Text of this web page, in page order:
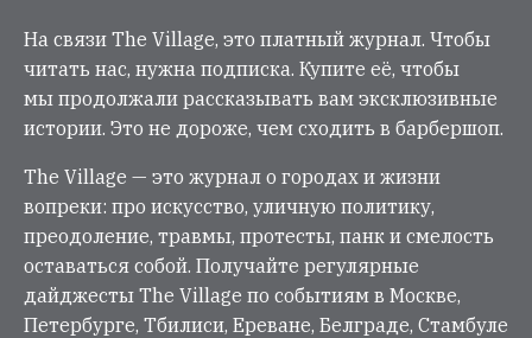
На связи The Village, это платный журнал. Чтобы
читать нас, нужна подписка. Купите её, чтобы
мы продолжали рассказывать вам эксклюзивные
истории. Это не дороже, чем сходить в барбершоп.
The Village — это журнал о городах и жизни
вопреки: про искусство, уличную политику,
преодоление, травмы, протесты, панк и смелость
оставаться собой. Получайте регулярные
дайджесты The Village по событиям в Москве,
Петербурге, Тбилиси, Ереване, Белграде, Стамбуле